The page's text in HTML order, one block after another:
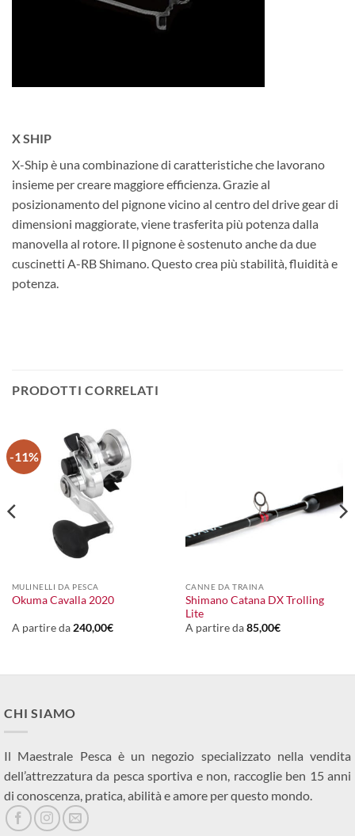
X SHIP
X-Ship è una combinazione di caratteristiche che lavorano
insieme per creare maggiore efficienza. Grazie al
posizionamento del pignone vicino al centro del drive gear di
dimensioni maggiorate, viene trasferita più potenza dalla
manovella al rotore. Il pignone è sostenuto anche da due
cuscinetti A-RB Shimano. Questo crea più stabilità, fluidità e
potenza.
PRODOTTI CORRELATI
-11%
MULINELLI DA PESCA
Okuma Cavalla 2020
A partire da 240,00€
CANNE DA TRAINA
Shimano Catana DX Trolling
Lite
A partire da85,00€
CHI SIAMO
Il Maestrale Pesca è un negozio specializzato nella vendita
dell’attrezzatura da pesca sportiva e non, raccoglie ben 15 anni
di conoscenza, pratica, abilità e amore per questo mondo.